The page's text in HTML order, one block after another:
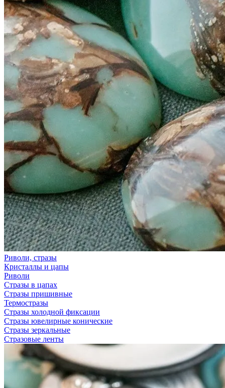
Риволи, стразы
Кристаллы и цапы
Риволи
Стразы в цапах
Стразы пришивные
Термостразы
Стразы холодной фиксации
Стразы ювелирные конические
Стразы зеркальные
Стразовые ленты